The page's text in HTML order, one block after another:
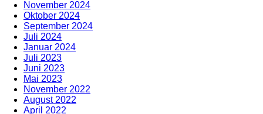
November 2024
Oktober 2024
September 2024
Juli 2024
Januar 2024
Juli 2023
Juni 2023
Mai 2023
November 2022
August 2022
April 2022